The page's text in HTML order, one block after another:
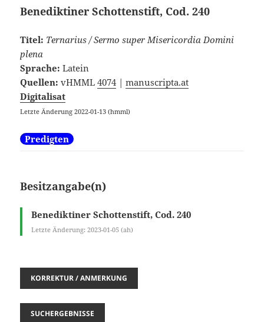
Benediktiner Schottenstift, Cod. 240
Titel: Ternarius / Sermo super Misericordia Domini
plena
Sprache:Latein
Quellen:vHMML4074|manuscripta.at
Digitalisat
Letzte Änderung 2022-01-13 (hmml)
Predigten
Besitzangabe(n)
Benediktiner Schottenstift, Cod. 240
Letzte Änderung: 2023-01-05 (ah)